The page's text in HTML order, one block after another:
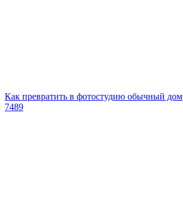
Как превратить в фотостудию обычный дом
7489